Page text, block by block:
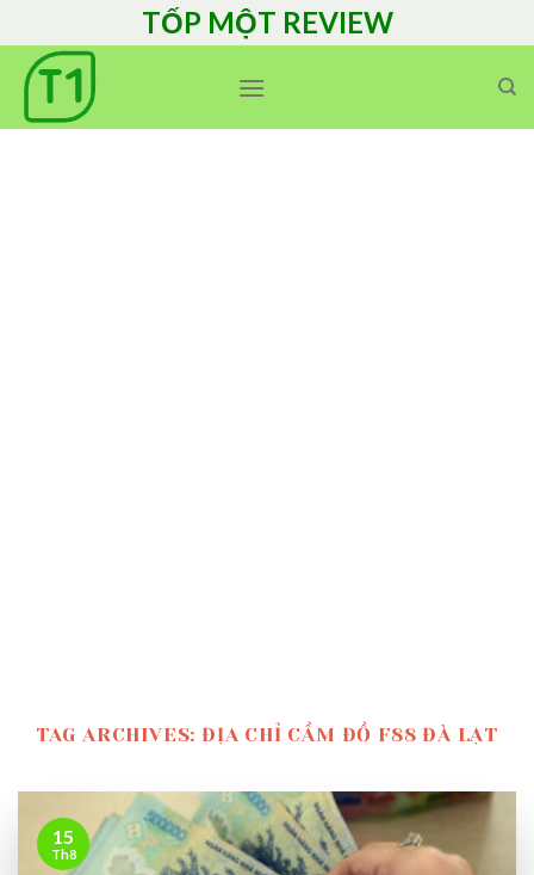
to
content
TỐP MỘT REVIEW
TAG ARCHIVES: ĐỊA CHỈ CẦM ĐỒ F88 ĐÀ LẠT
15
Th8